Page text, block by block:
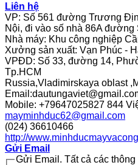
Liên hệ
VP: Số 561 đường Trương
Nội, đi vào số nhà 86A đường
Nhà máy: Khu công nghiệp
Xưởng sản xuất: Vạn Phúc -
VPĐD: Số 33, đường 14,
Tp.HCM
Russia,Vladimirskaya oblast
Mobile: +79647025827 844
mayminhduc62@gmail.com
(024) 36610466
http://
Gửi Email
Gửi Email. Tất cả các